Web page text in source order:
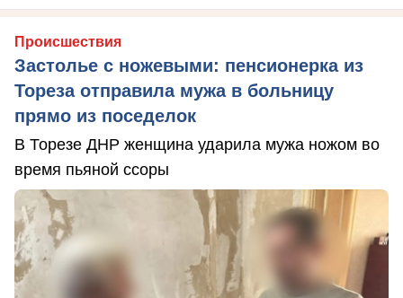
Происшествия
Застолье с ножевыми: пенсионерка из
Тореза отправила мужа в больницу
прямо из поседелок
В Торезе ДНР женщина ударила мужа ножом во
время пьяной ссоры